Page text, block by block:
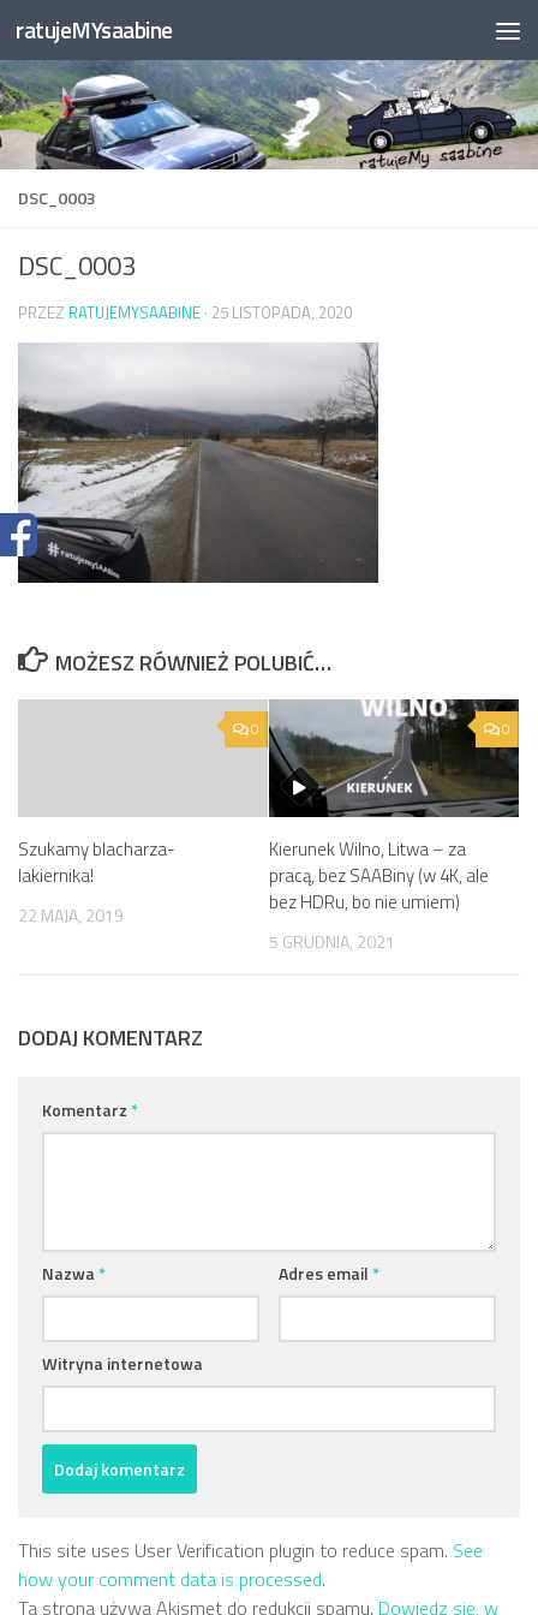
Przejdź do treści
ratujeMYsaabine
DSC_0003
DSC_0003
PRZEZ RATUJEMYSAABINE · 25 LISTOPADA, 2020
MOŻESZ RÓWNIEŻ POLUBIĆ…
0
Szukamy blacharza-
lakiernika!
22 MAJA, 2019
0
Kierunek Wilno, Litwa – za
pracą, bez SAABiny (w 4K, ale
bez HDRu, bo nie umiem)
5 GRUDNIA, 2021
DODAJ KOMENTARZ
Komentarz*
Nazwa* Adres email*
Witryna internetowa
This site uses User Verification plugin to reduce spam. See
how your comment data is processed.
Ta strona używa Akismet do redukcji spamu. Dowiedz się, w